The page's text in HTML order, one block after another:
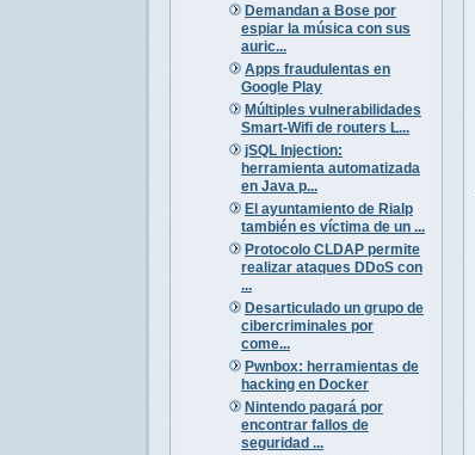
Demandan a Bose por
espiar la música con sus
auric...
Apps fraudulentas en
Google Play
Múltiples vulnerabilidades
Smart-Wifi de routers L...
jSQL Injection:
herramienta automatizada
en Java p...
El ayuntamiento de Rialp
también es víctima de un ...
Protocolo CLDAP permite
realizar ataques DDoS con
...
Desarticulado un grupo de
cibercriminales por
come...
Pwnbox: herramientas de
hacking en Docker
Nintendo pagará por
encontrar fallos de
seguridad ...